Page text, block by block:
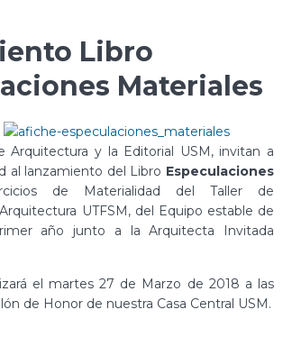
Libro
Materiales
Arquitectura y la Editorial USM, invitan a
al lanzamiento del Libro Especulaciones
de Materialidad del Taller de
UTFSM, del Equipo estable de
año junto a la Arquitecta Invitada
el martes 27 de Marzo de 2018 a las
de Honor de nuestra Casa Central USM.